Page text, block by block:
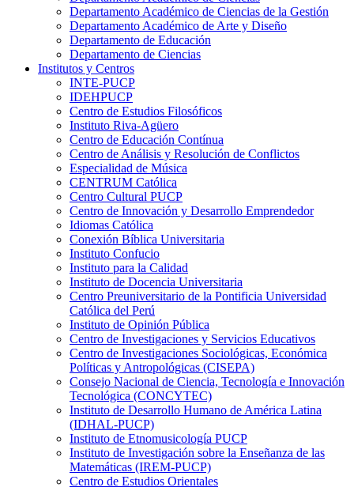
Departamento Académico de Ciencias de la Gestión
Departamento Académico de Arte y Diseño
Departamento de Educación
Departamento de Ciencias
Institutos y Centros
INTE-PUCP
IDEHPUCP
Centro de Estudios Filosóficos
Instituto Riva-Agüero
Centro de Educación Contínua
Centro de Análisis y Resolución de Conflictos
Especialidad de Música
CENTRUM Católica
Centro Cultural PUCP
Centro de Innovación y Desarrollo Emprendedor
Idiomas Católica
Conexión Bíblica Universitaria
Instituto Confucio
Instituto para la Calidad
Instituto de Docencia Universitaria
Centro Preuniversitario de la Pontificia Universidad
Católica del Perú
Instituto de Opinión Pública
Centro de Investigaciones y Servicios Educativos
Centro de Investigaciones Sociológicas, Económica
Políticas y Antropológicas (CISEPA)
Consejo Nacional de Ciencia, Tecnología e Innovación
Tecnológica (CONCYTEC)
Instituto de Desarrollo Humano de América Latina
(IDHAL-PUCP)
Instituto de Etnomusicología PUCP
Instituto de Investigación sobre la Enseñanza de las
Matemáticas (IREM-PUCP)
Centro de Estudios Orientales